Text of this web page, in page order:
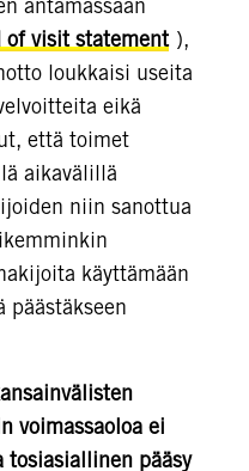
antamassaan
of visit statement ),
loukkaisi useita
eikä
että toimet
aikavälillä
niin sanottua
käyttämään
päästäkseen
voimassaoloa ei
pääsy